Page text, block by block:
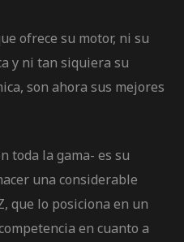
ofrece su motor, ni su
y ni tan siquiera su
son ahora sus mejores
toda la gama- es su
una considerable
que lo posiciona en un
en cuanto a